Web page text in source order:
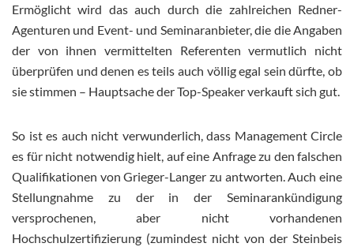
Ermöglicht wird das auch durch die zahlreichen Redner-
Agenturen und Event- und Seminaranbieter, die die Angaben
der von ihnen vermittelten Referenten vermutlich nicht
überprüfen und denen es teils auch völlig egal sein dürfte, ob
sie stimmen – Hauptsache der Top-Speaker verkauft sich gut.
So ist es auch nicht verwunderlich, dass Management Circle
es für nicht notwendig hielt, auf eine Anfrage zu den falschen
Qualifikationen von Grieger-Langer zu antworten. Auch eine
Stellungnahme zu der in der Seminarankündigung
versprochenen, aber nicht vorhandenen
Hochschulzertifizierung (zumindest nicht von der Steinbeis